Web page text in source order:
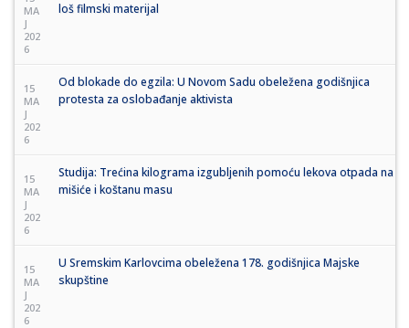
MA
J
202
6
loš filmski materijal
15
MA
J
202
6
Od blokade do egzila: U Novom Sadu obeležena godišnjica
protesta za oslobađanje aktivista
15
MA
J
202
6
Studija: Trećina kilograma izgubljenih pomoću lekova otpada na
mišiće i koštanu masu
15
MA
J
202
6
U Sremskim Karlovcima obeležena 178. godišnjica Majske
skupštine